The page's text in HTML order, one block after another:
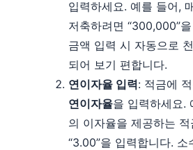
입력하세요. 예를 들어,
저축하려면 “300,000”
금액 입력 시 자동으로
되어 보기 편합니다.
연이자율 입력: 적금에
연이자율을 입력하세요.
의 이자율을 제공하는
“3.00”을 입력합니다. 소